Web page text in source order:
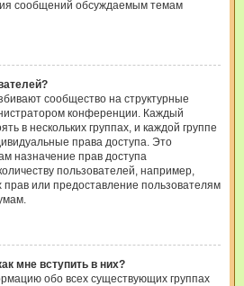
сообщений обсуждаемым темам
сообщество на структурные
конференции. Каждый
в нескольких группах, и каждой группе
права доступа. Это
назначение прав доступа
пользователей, например,
или предоставление пользователям
мне вступить в них?
обо всех существующих группах